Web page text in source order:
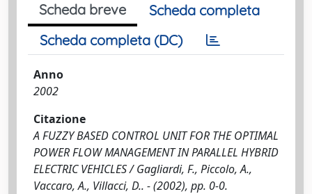
Scheda breve
Scheda completa
Scheda completa (DC)
Anno
2002
Citazione
A FUZZY BASED CONTROL UNIT FOR THE OPTIMAL
POWER FLOW MANAGEMENT IN PARALLEL HYBRID
ELECTRIC VEHICLES / Gagliardi, F., Piccolo, A.,
Vaccaro, A., Villacci, D.. - (2002), pp. 0-0.